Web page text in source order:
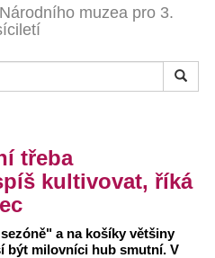
muzea pro 3.
třeba
kultivovat, říká
a na košíky většiny
být milovníci hub smutní. V